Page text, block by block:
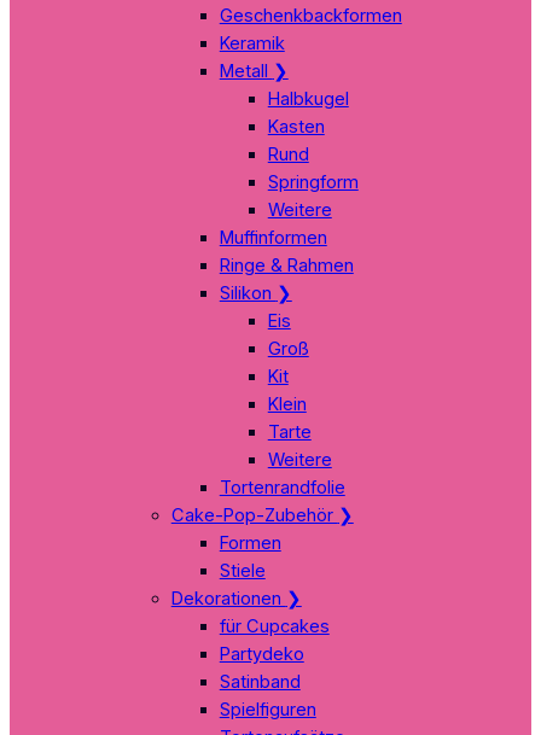
Geschenkbackformen
Keramik
Metall ❯
Halbkugel
Kasten
Rund
Springform
Weitere
Muffinformen
Ringe & Rahmen
Silikon ❯
Eis
Groß
Kit
Klein
Tarte
Weitere
Tortenrandfolie
Cake-Pop-Zubehör ❯
Formen
Stiele
Dekorationen ❯
für Cupcakes
Partydeko
Satinband
Spielfiguren